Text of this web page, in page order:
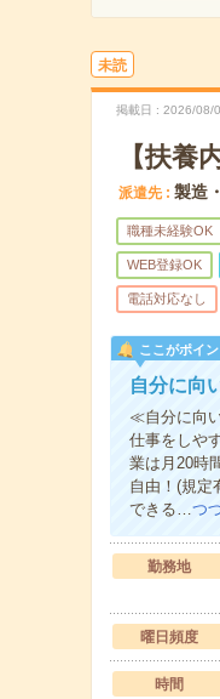
未読
掲載日 2026/08/
【扶養
派遣先 製造
職種未経験OK
WEB登録OK
電話対応なし
ここがポイン
自分に向
≪自分に向
仕事をしや
業は月20時
自由！(規
できる…つ
勤務地
曜日頻度
時間